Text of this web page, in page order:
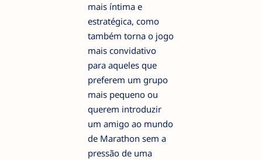
mais íntima e
estratégica, como
também torna o jogo
mais convidativo
para aqueles que
preferem um grupo
mais pequeno ou
querem introduzir
um amigo ao mundo
de Marathon sem a
pressão de uma